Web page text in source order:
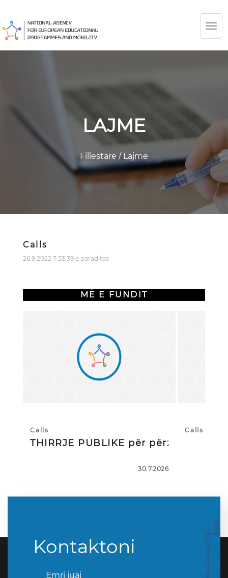
LAJME
Fillestare/Lajme
Calls
26.9.2022 7:53:39 e paradites
MË E FUNDIT
Calls
THIRRJE PUBLIKE për përzgjedhj
30.7.2026
Calls
Kontaktoni